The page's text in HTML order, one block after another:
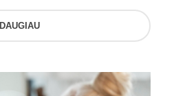
DAUGIAU